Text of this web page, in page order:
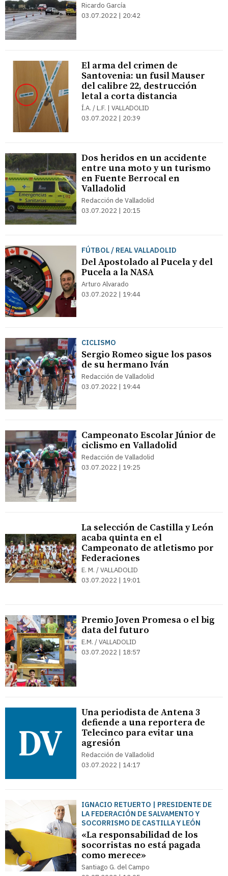
Ricardo García
03.07.2022 | 20:42
El arma del crimen de
Santovenia: un fusil Mauser
del calibre 22, destrucción
letal a corta distancia
Í.A. / L.F. | VALLADOLID
03.07.2022 | 20:39
Dos heridos en un accidente
entre una moto y un turismo
en Fuente Berrocal en
Valladolid
Redacción de Valladolid
03.07.2022 | 20:15
FÚTBOL / REAL VALLADOLID
Del Apostolado al Pucela y del
Pucela a la NASA
Arturo Alvarado
03.07.2022 | 19:44
CICLISMO
Sergio Romeo sigue los pasos
de su hermano Iván
Redacción de Valladolid
03.07.2022 | 19:44
Campeonato Escolar Júnior de
ciclismo en Valladolid
Redacción de Valladolid
03.07.2022 | 19:25
La selección de Castilla y León
acaba quinta en el
Campeonato de atletismo por
Federaciones
E. M. / VALLADOLID
03.07.2022 | 19:01
Premio Joven Promesa o el big
data del futuro
E.M. / VALLADOLID
03.07.2022 | 18:57
Una periodista de Antena 3
defiende a una reportera de
Telecinco para evitar una
agresión
Redacción de Valladolid
03.07.2022 | 14:17
IGNACIO RETUERTO | PRESIDENTE DE
LA FEDERACIÓN DE SALVAMENTO Y
SOCORRISMO DE CASTILLA Y LEÓN
«La responsabilidad de los
socorristas no está pagada
como merece»
Santiago G. del Campo